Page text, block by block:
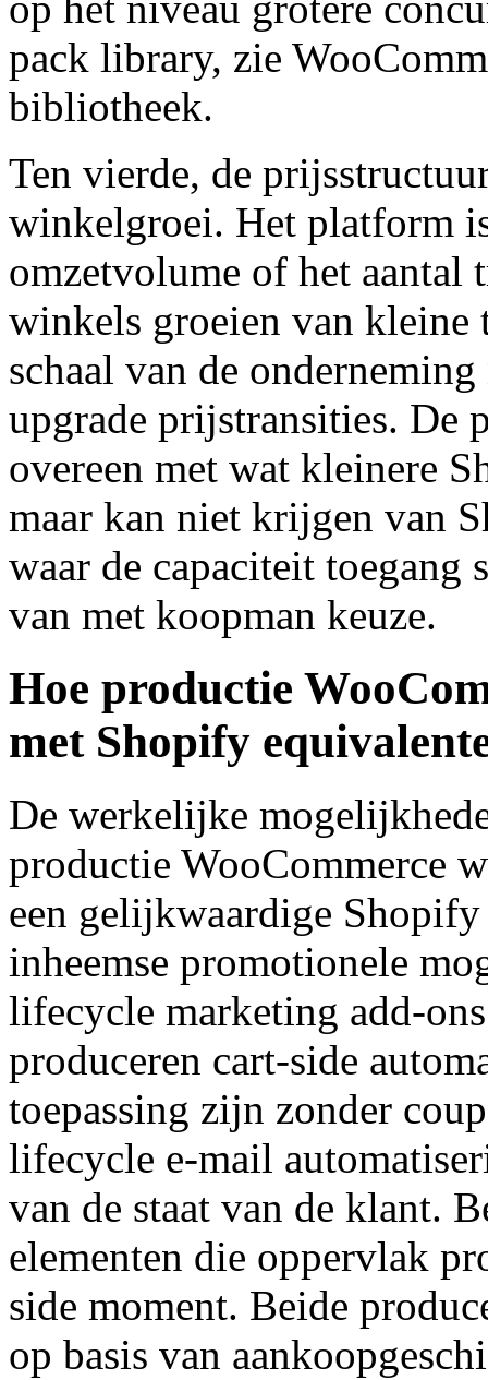
pack library, zie
bibliotheek.
Ten vierde, de
winkelgroei. Het platform
omzetvolume of het aantal
winkels groeien van kleine
schaal van de
upgrade prijstransities. De
overeen met wat kleinere
maar kan niet krijgen van
waar de capaciteit
van met koopman keuze.
Hoe productie
met Shopify
De werkelijke
productie WooCommerce
een gelijkwaardige
inheemse promotionele
lifecycle marketing add-
produceren cart-side
toepassing zijn zonder
lifecycle e-mail
van de staat van de klant.
elementen die oppervlak
side moment. Beide
op basis van